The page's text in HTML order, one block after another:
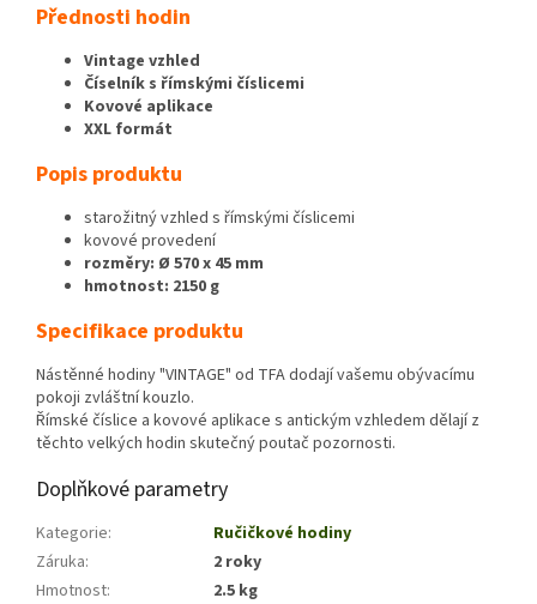
Přednosti hodin
Vintage vzhled
Číselník s římskými číslicemi
Kovové aplikace
XXL formát
Popis produktu
starožitný vzhled s římskými číslicemi
kovové provedení
rozměry: Ø 570 x 45 mm
hmotnost: 2150 g
Specifikace produktu
Nástěnné hodiny "VINTAGE" od TFA dodají vašemu obývacímu
pokoji zvláštní kouzlo.
Římské číslice a kovové aplikace s antickým vzhledem dělají z
těchto velkých hodin skutečný poutač pozornosti.
Doplňkové parametry
Kategorie:
Ručičkové hodiny
Záruka:
2 roky
Hmotnost:
2.5 kg